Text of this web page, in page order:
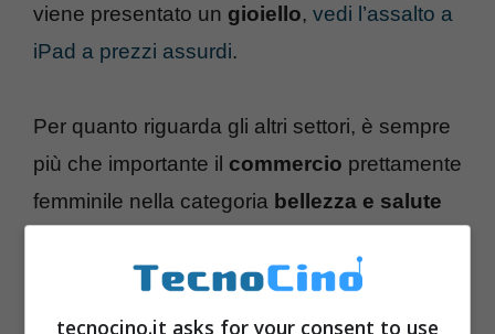
viene presentato un gioiello, vedi l’assalto a
iPad a prezzi assurdi.
Per quanto riguarda gli altri settori, è sempre
più che importante il commercio prettamente
femminile nella categoria bellezza e salute
(+26%) e continua il buon risultato
tecnocino.it asks for your consent to use